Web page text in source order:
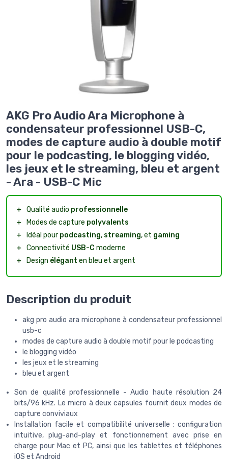
AKG Pro Audio Ara Microphone à
condensateur professionnel USB-C,
modes de capture audio à double motif
pour le podcasting, le blogging vidéo,
les jeux et le streaming, bleu et argent
- Ara - USB-C Mic
＋ Qualité audio professionnelle
＋
Modes de capture polyvalents
＋
Idéal pour podcasting, streaming, et gaming
＋ Connectivité USB-C moderne
＋
Design élégant en bleu et argent
Description du produit
akg pro audio ara microphone à condensateur professionnel
usb-c
modes de capture audio à double motif pour le podcasting
le blogging vidéo
les jeux et le streaming
bleu et argent
Son de qualité professionnelle - Audio haute résolution 24
bits/96 kHz. Le micro à deux capsules fournit deux modes de
capture conviviaux
Installation facile et compatibilité universelle : configuration
intuitive, plug-and-play et fonctionnement avec prise en
charge pour Mac et PC, ainsi que les tablettes et téléphones
iOS et Android